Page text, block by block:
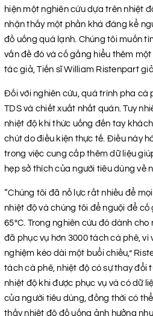
hiện một nghiên cứu dựa trên nhiệt
nhận thấy một phần khá đáng kể
đồ uống quá lạnh. Chúng tôi muốn
vấn đề đó và cố gắng hiểu thêm một
tác giả, Tiến sĩ William Ristenpart
Đối với nghiên cứu, quá trình pha cà
TDS và chiết xuất nhất quán. Tuy
nhiệt độ khi thức uống đến tay
chút do điều kiện thực tế. Điều này
trong việc cung cấp thêm dữ liệu
hẹp sở thích của người tiêu dùng về
“Chúng tôi đã nỗ lực rất nhiều để
nhiệt độ và chúng tôi để nguội để
65°C. Trong nghiên cứu đó dành
đã phục vụ hơn 3000 tách cà phê,
nghiệm kéo dài một buổi chiều,”
tách cà phê, nhiệt độ có sự thay đổi
nhiệt độ khi được phục vụ và có dữ
của người tiêu dùng, đồng thời có
thấy nhiệt độ đồ uống ảnh hưởng